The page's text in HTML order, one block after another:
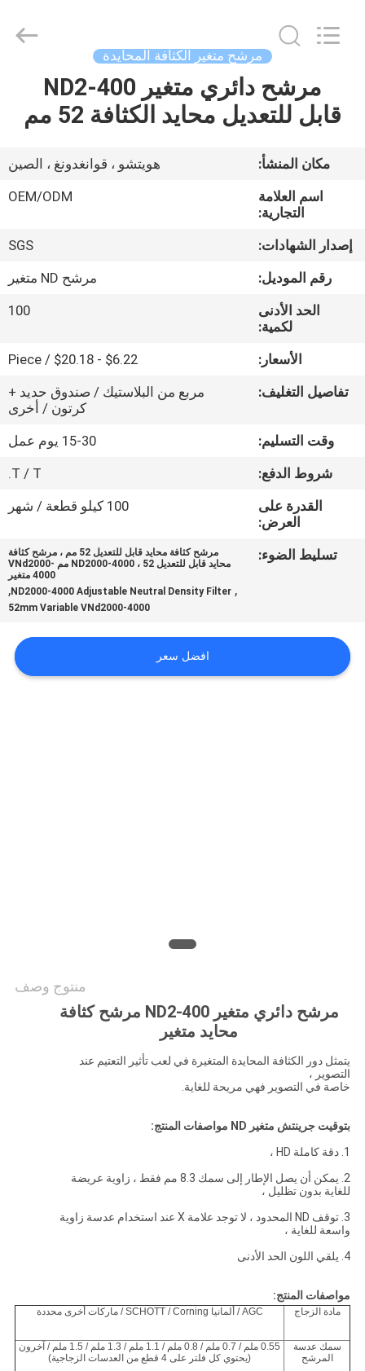
الصفحة
الرئيسية
منتجات
معلومات
عنا
جولة
المعمل
مراقبة
الجودة
اتصل
اطلب
خريطة
الموقع
Technology
مرشح متغير الكثافة المحايدة
مرشح دائري متغير ND2-400
قابل للتعديل محايد الكثافة 52 مم
مكان المنشأ:
هويتشو ، قوانغدونغ ، الصين
اسم العلامة
التجارية:
OEM/ODM
إصدار الشهادات:
SGS
رقم الموديل:
مرشح ND متغير
الحد الأدنى
لكمية:
100
الأسعار:
$6.22 - $20.18 / Piece
تفاصيل التغليف:
مربع من البلاستيك / صندوق حديد +
كرتون / أخرى
وقت التسليم:
15-30 يوم عمل
شروط الدفع:
T / T.
القدرة على
العرض:
100 كيلو قطعة / شهر
تسليط الضوء:
مرشح كثافة محايد قابل للتعديل 52 مم ، مرشح كثافة
محايد قابل للتعديل ND2000-4000 ، 52 مم VNd2000-
4000 متغير
,
ND2000-4000 Adjustable Neutral Density Filter
,
52mm Variable VNd2000-4000
افضل سعر
منتوج وصف
مرشح دائري متغير ND2-400 مرشح كثافة
محايد متغير
يتمثل دور الكثافة المحايدة المتغيرة في لعب تأثير التعتيم عند
التصوير ،
خاصة في التصوير فهي مريحة للغاية.
بتوقيت جرينتش متغير ND
مواصفات المنتج:
1. دقة كاملة HD ،
2. يمكن أن يصل الإطار إلى سمك 8.3 مم فقط ، زاوية عريضة
للغاية بدون تظليل ،
3. توقف ND المحدود ، لا توجد علامة X عند استخدام عدسة زاوية
واسعة للغاية ،
4. يلقي اللون الحد الأدنى
مواصفات المنتج:
مادة الزجاج AGC / ألمانيا SCHOTT / Corning / ماركات أخرى محددة
سمك عدسة
المرشح
0.55 ملم / 0.7 ملم / 0.8 ملم / 1.1 ملم / 1.3 ملم / 1.5 ملم / آخرون
(يحتوي كل فلتر على 4 قطع من العدسات الزجاجية)